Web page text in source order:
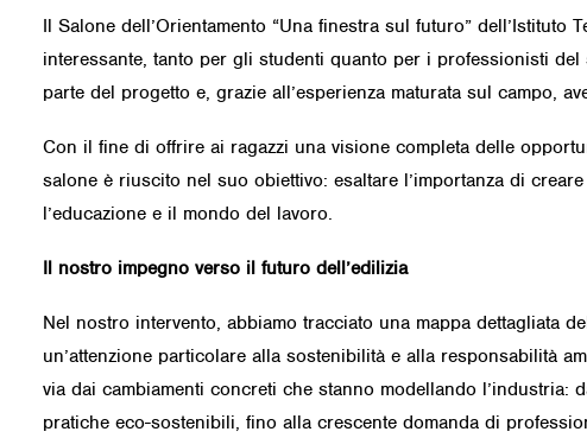
Il Salone dell’Orientamento “Una finestra sul futuro” dell’Istituto
interessante, tanto per gli studenti quanto per i professionisti del
parte del progetto e, grazie all’esperienza maturata sul campo,
Con il fine di offrire ai ragazzi una visione completa delle
salone è riuscito nel suo obiettivo: esaltare l’importanza di
l’educazione e il mondo del lavoro.
Il nostro impegno verso il futuro dell’edilizia
Nel nostro intervento, abbiamo tracciato una mappa dettagliata
un’attenzione particolare alla sostenibilità e alla responsabilità
via dai cambiamenti concreti che stanno modellando l’industria:
pratiche eco-sostenibili, fino alla crescente domanda di